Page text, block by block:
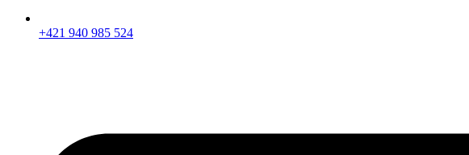
+421 940 985 524